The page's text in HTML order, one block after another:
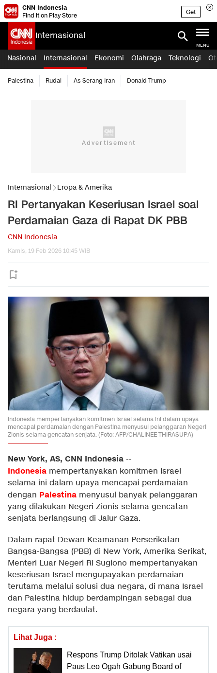
CNN Indonesia
Find it on Play Store
Get
Internasional
MENU
Nasional Internasional Ekonomi Olahraga Teknologi
Palestina Rudal As Serang Iran Donald Trump
Internasional Eropa & Amerika
RI Pertanyakan Keseriusan Israel soal
Perdamaian Gaza di Rapat DK PBB
CNN Indonesia
Kamis, 19 Feb 2026 10:45 WIB
Indonesia mempertanyakan komitmen Israel selama ini dalam upaya
mencapai perdamaian dengan Palestina menyusul pelanggaran Negeri
Zionis selama gencatan senjata. (Foto: AFP/CHALINEE THIRASUPA)
New York, AS, CNN Indonesia --
Indonesia mempertanyakan komitmen Israel
selama ini dalam upaya mencapai perdamaian
dengan Palestina menyusul banyak pelanggaran
yang dilakukan Negeri Zionis selama gencatan
senjata berlangsung di Jalur Gaza.
Dalam rapat Dewan Keamanan Perserikatan
Bangsa-Bangsa (PBB) di New York, Amerika Serikat,
Menteri Luar Negeri RI Sugiono mempertanyakan
keseriusan Israel mengupayakan perdamaian
terutama melalui solusi dua negara, di mana Israel
dan Palestina hidup berdampingan sebagai dua
negara yang berdaulat.
Lihat Juga :
Respons Trump Ditolak Vatikan usai
Paus Leo Ogah Gabung Board of